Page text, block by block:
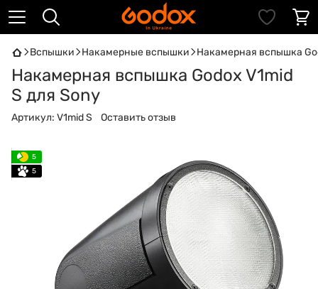
Вспышки Накамерные вспышки Накамерная вспышка
Накамерная вспышка Godox V1mid
S для Sony
Артикул: V1mid S Оставить отзыв
5
5